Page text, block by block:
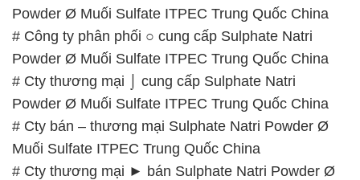
Powder Ø Muối Sulfate ITPEC Trung Quốc China
# Công ty phân phối ○ cung cấp Sulphate Natri
Powder Ø Muối Sulfate ITPEC Trung Quốc China
# Cty thương mại ⌡ cung cấp Sulphate Natri
Powder Ø Muối Sulfate ITPEC Trung Quốc China
# Cty bán – thương mại Sulphate Natri Powder Ø
Muối Sulfate ITPEC Trung Quốc China
# Cty thương mại ► bán Sulphate Natri Powder Ø